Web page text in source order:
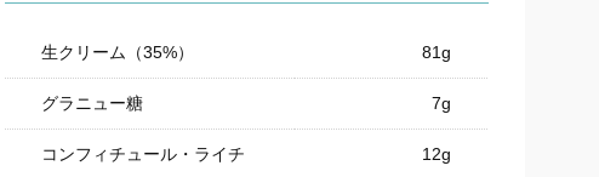
生クリーム（35%） 81g
グラニュー糖 7g
コンフィチュール・ライチ 12g